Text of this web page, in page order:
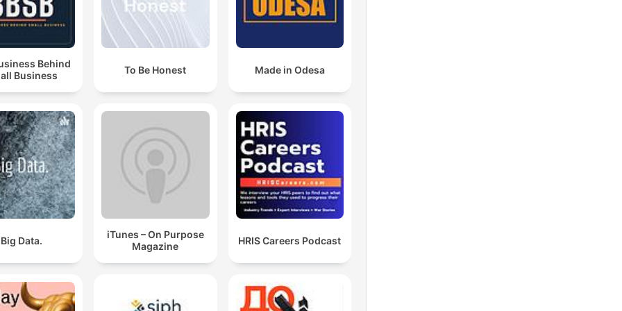
Behind
Business
To Be Honest Made in Odesa
Big Data.
iTunes – On Purpose
Magazine
HRIS Careers Podcast